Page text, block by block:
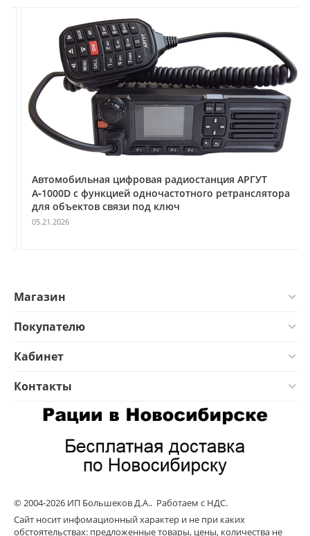
Автомобильная цифровая радиостанция АРГУТ
А‑1000D с функцией одночастотного ретранслятора
для объектов связи под ключ
05.21.2026
Магазин
Покупателю
Кабинет
Контакты
© 2004-2026 ИП Большеков Д.А.. Работаем с НДС.
Сайт носит инфомационный характер и не при каких
обстоятельствах: предложенные товары, цены, количества не